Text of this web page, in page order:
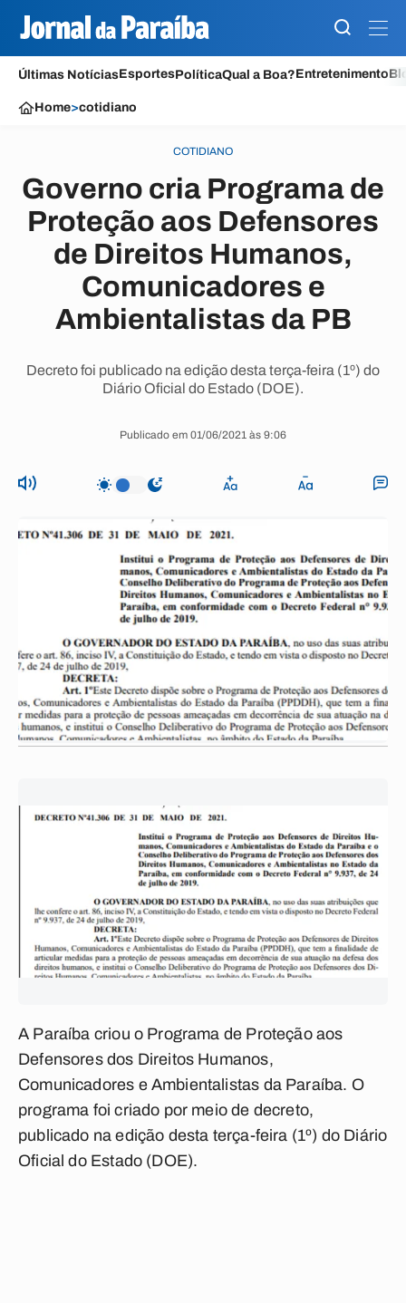
Últimas NotíciasEsportesPolíticaQual a Boa?Entretenimento
Home>cotidiano
COTIDIANO
Governo cria Programa de
Proteção aos Defensores
de Direitos Humanos,
Comunicadores e
Ambientalistas da PB
Decreto foi publicado na edição desta terça-feira (1º) do
Diário Oficial do Estado (DOE).
Publicado em 01/06/2021 às 9:06
A Paraíba criou o Programa de Proteção aos
Defensores dos Direitos Humanos,
Comunicadores e Ambientalistas da Paraíba. O
programa foi criado por meio de decreto,
publicado na edição desta terça-feira (1º) do Diário
Oficial do Estado (DOE).